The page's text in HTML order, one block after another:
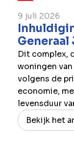
9 juli 2026
Generaal
Dit complex,
woningen
volgens de
economie,
levensduur
Bekijk het